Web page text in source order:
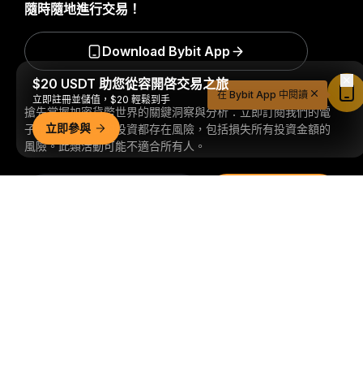
搶先掌握加密貨幣世界的關鍵洞察與分析：立即訂閱我們的電
子報。全部形式的投資都存在風險，包括損失所有投資金額的
風險。此類活動可能不適合所有人。
隨時隨地進行交易！
Download Bybit App
$20 USDT 助您從容開啓交易之旅
立即註冊並儲值，$20 輕鬆到手
立即參與
在 Bybit App 中閱讀